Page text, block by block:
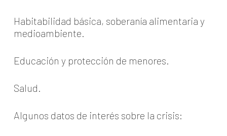
Habitabilidad básica, soberanía alimentaria y
medioambiente.
Educación y protección de menores.
Salud.
Algunos datos de interés sobre la crisis: